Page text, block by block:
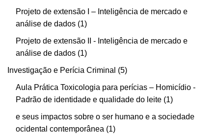
Projeto de extensão I – Inteligência de mercado e
análise de dados 1
Projeto de extensão II - Inteligência de mercado e
análise de dados 1
Investigação e Perícia Criminal 5
Aula Prática Toxicologia para perícias – Homicídio -
Padrão de identidade e qualidade do leite 1
e seus impactos sobre o ser humano e a sociedade
ocidental contemporânea
1